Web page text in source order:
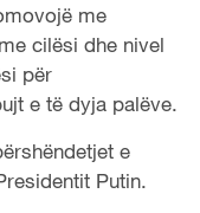
me
cilësi dhe nivel
për
e të dyja palëve.
e
Putin.